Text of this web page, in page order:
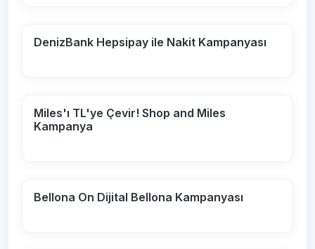
DenizBank Hepsipay ile Nakit Kampanyası
Miles'ı TL'ye Çevir! Shop and Miles
Kampanya
Bellona On Dijital Bellona Kampanyası